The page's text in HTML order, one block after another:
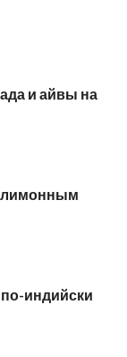
и айвы на
лимонным
индийски